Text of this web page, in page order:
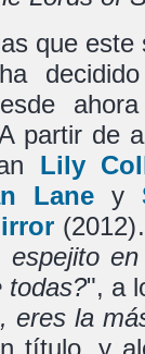
que
partir de
Lily
Laney
espejito
todas?", a
eres la
título, y